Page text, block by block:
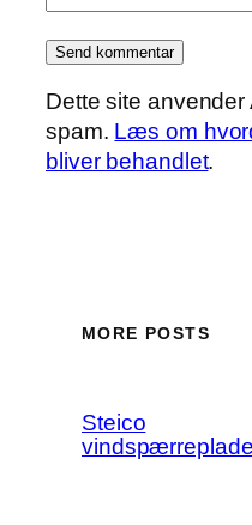
Dette site
spam. Læs om
bliver behandlet.
MORE POSTS
Steico